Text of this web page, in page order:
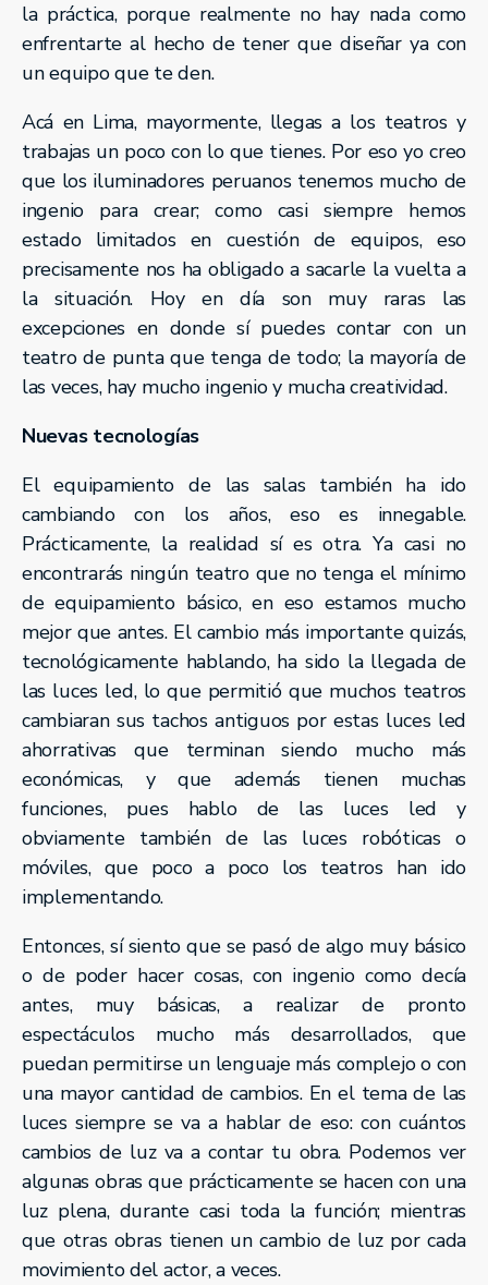
la práctica, porque realmente no hay nada como
enfrentarte al hecho de tener que diseñar ya con
un equipo que te den.
Acá en Lima, mayormente, llegas a los teatros y
trabajas un poco con lo que tienes. Por eso yo creo
que los iluminadores peruanos tenemos mucho de
ingenio para crear; como casi siempre hemos
estado limitados en cuestión de equipos, eso
precisamente nos ha obligado a sacarle la vuelta a
la situación. Hoy en día son muy raras las
excepciones en donde sí puedes contar con un
teatro de punta que tenga de todo; la mayoría de
las veces, hay mucho ingenio y mucha creatividad.
Nuevas tecnologías
El equipamiento de las salas también ha ido
cambiando con los años, eso es innegable.
Prácticamente, la realidad sí es otra. Ya casi no
encontrarás ningún teatro que no tenga el mínimo
de equipamiento básico, en eso estamos mucho
mejor que antes. El cambio más importante quizás,
tecnológicamente hablando, ha sido la llegada de
las luces led, lo que permitió que muchos teatros
cambiaran sus tachos antiguos por estas luces led
ahorrativas que terminan siendo mucho más
económicas, y que además tienen muchas
funciones, pues hablo de las luces led y
obviamente también de las luces robóticas o
móviles, que poco a poco los teatros han ido
implementando.
Entonces, sí siento que se pasó de algo muy básico
o de poder hacer cosas, con ingenio como decía
antes, muy básicas, a realizar de pronto
espectáculos mucho más desarrollados, que
puedan permitirse un lenguaje más complejo o con
una mayor cantidad de cambios. En el tema de las
luces siempre se va a hablar de eso: con cuántos
cambios de luz va a contar tu obra. Podemos ver
algunas obras que prácticamente se hacen con una
luz plena, durante casi toda la función; mientras
que otras obras tienen un cambio de luz por cada
movimiento del actor, a veces.